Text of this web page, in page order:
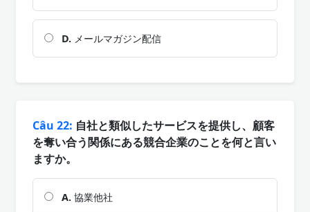
D. メールマガジン配信
Câu 22: 自社と類似したサービスを提供し、顧客
を奪い合う関係にある競合企業のことを何と言い
ますか。
A. 協業他社